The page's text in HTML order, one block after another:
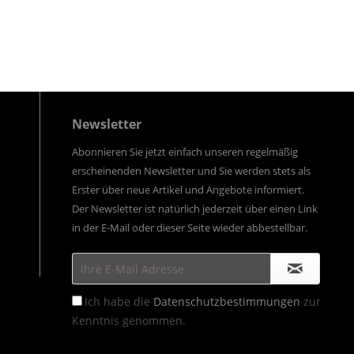
Newsletter
Abonnieren Sie jetzt einfach unseren regelmäßig
erscheinenden Newsletter und Sie werden stets als
Erster über neue Artikel und Angebote informiert.
Der Newsletter ist natürlich jederzeit über einen Link
in der E-Mail oder dieser Seite wieder abbestellbar.
Ich habe die Datenschutzbestimmungen zur
Kenntnis genommen.